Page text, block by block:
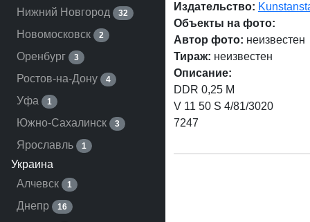
Нижний Новгород 32
Новомосковск 2
Оренбург 3
Ростов-на-Дону 4
Уфа 1
Южно-Сахалинск 3
Ярославль 1
Украина
Алчевск
1
Днепр 16
Издательство:
Объекты на фото:
Автор фото: неизвестен
Тираж: неизвестен
Описание:
DDR 0,25 M
V 11 50 S 4/81/3020
7247